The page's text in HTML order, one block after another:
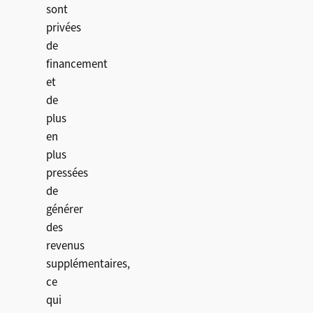
sont
privées
de
financement
et
de
plus
en
plus
pressées
de
générer
des
revenus
supplémentaires,
ce
qui